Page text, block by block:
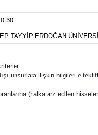
TAYYİP ERDOĞAN
unsurlara ilişkin bilgileri e-
(halka arz edilen